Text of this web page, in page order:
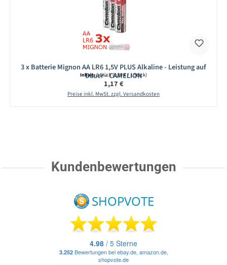
3 x Batterie Mignon AA LR6 1,5V PLUS Alkaline - Leistung auf
Dauer - CAMELION
Inhalt:3 Stück(0,39 € / 1 Stück)
Regulärer Preis:
1,17 €
Preise inkl. MwSt. zzgl. Versandkosten
Kundenbewertungen